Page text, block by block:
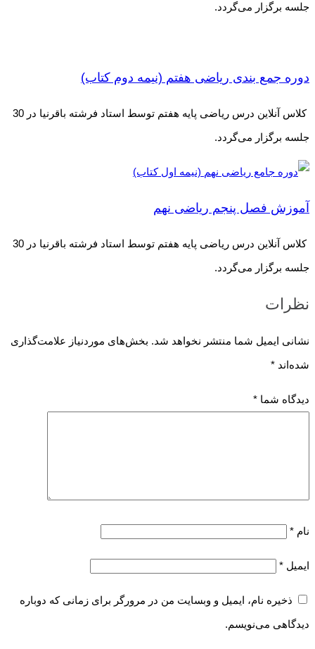
جلسه برگزار می‌گردد.
دوره جمع بندی ریاضی هفتم (نیمه دوم کتاب)
کلاس آنلاین درس ریاضی پایه هفتم توسط استاد فرشته باقرنیا در 30
جلسه برگزار می‌گردد.
آموزش فصل پنجم ریاضی نهم
کلاس آنلاین درس ریاضی پایه هفتم توسط استاد فرشته باقرنیا در 30
جلسه برگزار می‌گردد.
نظرات
نشانی ایمیل شما منتشر نخواهد شد. بخش‌های موردنیاز علامت‌گذاری
شده‌اند *
دیدگاه شما *
نام *
ایمیل *
ذخیره نام، ایمیل و وبسایت من در مرورگر برای زمانی که دوباره
دیدگاهی می‌نویسم.